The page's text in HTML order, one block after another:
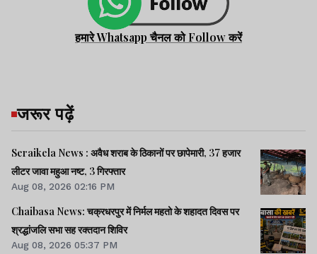
हमारे Whatsapp चैनल को Follow करें
जरूर पढ़ें
Seraikela News : अवैध शराब के ठिकानों पर छापेमारी, 37 हजार
लीटर जावा महुआ नष्ट, 3 गिरफ्तार
Aug 08, 2026 02:16 PM
Chaibasa News: चक्रधरपुर में निर्मल महतो के शहादत दिवस पर
श्रद्धांजलि सभा सह रक्तदान शिविर
Aug 08, 2026 05:37 PM